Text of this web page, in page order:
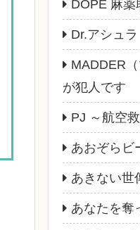
DOPE 麻薬
Dr.アシュラ
MADDER
が犯人です
PJ ～航空
あおぞらビ
あきない世
あなたを奪